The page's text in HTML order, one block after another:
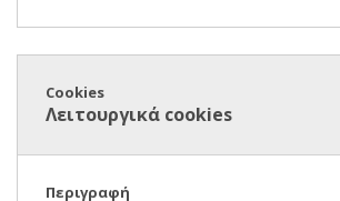
Λειτουργικά cookies